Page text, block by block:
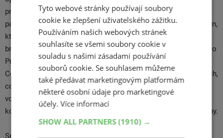
pneumatiky Sailun Commercio Pro poskytuje nižší spotřebu
paliva a nižší hlučnost během jízdy. Pneu má asymetrický dezén,
který zajišťuje rovnoměrné opotřebení a vysokou trakci při
brzdění a zrychlování. Konstrukce pneumatik Sailun Commercio
Pro umožňuje snadnou kontrolu a přesnost při řízení. Sailun
Commercio Pro je dostupná v mnoha velikostech a nosnostech,
což z ní dělá všestrannou volbu pro různé typy komerčních
vozidel. Pneumatika Sailun Commercio Pro má také
konkurence-schopnou cenu a nabízí dobrý poměr výkonu a ceny.
Společnost pro značku pneumatik Sailun od začátku spojila
Tyto webové stránky používají soubory
cookie ke zlepšení uživatelského zážitku.
Používáním našich webových stránek
souhlasíte se všemi soubory cookie v
souladu s našimi zásadami používání
souborů cookie. Se souhlasem můžeme
také předávat marketingovým platformám
některé osobní údaje pro marketingové
účely.Více informací
SHOW ALL PARTNERS(1910) →